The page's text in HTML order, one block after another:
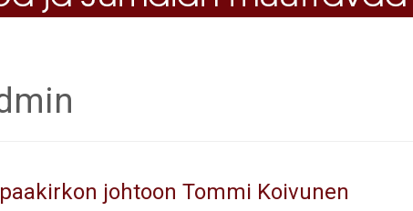
johtoon Tommi Koivunen